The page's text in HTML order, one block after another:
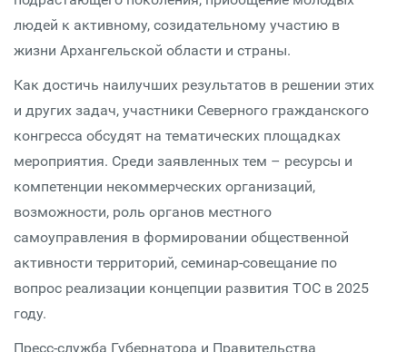
людей к активному, созидательному участию в
жизни Архангельской области и страны.
Как достичь наилучших результатов в решении этих
и других задач, участники Северного гражданского
конгресса обсудят на тематических площадках
мероприятия. Среди заявленных тем – ресурсы и
компетенции некоммерческих организаций,
возможности, роль органов местного
самоуправления в формировании общественной
активности территорий, семинар-совещание по
вопрос реализации концепции развития ТОС в 2025
году.
Пресс-служба Губернатора и Правительства